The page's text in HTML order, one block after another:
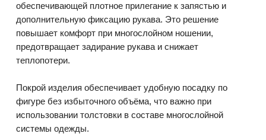
обеспечивающей плотное прилегание к запястью и
дополнительную фиксацию рукава. Это решение
повышает комфорт при многослойном ношении,
предотвращает задирание рукава и снижает
теплопотери.
Покрой изделия обеспечивает удобную посадку по
фигуре без избыточного объёма, что важно при
использовании толстовки в составе многослойной
системы одежды.